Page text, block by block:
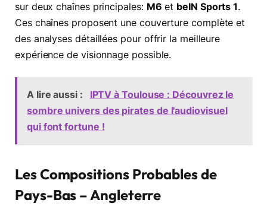
sur deux chaînes principales: M6 et beIN Sports 1.
Ces chaînes proposent une couverture complète et
des analyses détaillées pour offrir la meilleure
expérience de visionnage possible.
A lire aussi :
IPTV à Toulouse : Découvrez le
sombre univers des pirates de l'audiovisuel
qui font fortune !
Les Compositions Probables de
Pays-Bas – Angleterre